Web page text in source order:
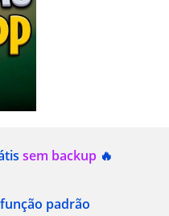
sem backup 🔥
função padrão